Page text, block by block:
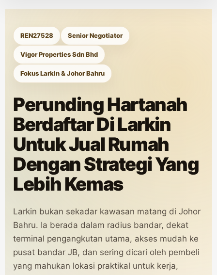
REN27528 Senior Negotiator
Vigor Properties Sdn Bhd
Fokus Larkin & Johor Bahru
Perunding Hartanah
Berdaftar Di Larkin
Untuk Jual Rumah
Dengan Strategi Yang
Lebih Kemas
Larkin bukan sekadar kawasan matang di Johor
Bahru. Ia berada dalam radius bandar, dekat
terminal pengangkutan utama, akses mudah ke
pusat bandar JB, dan sering dicari oleh pembeli
yang mahukan lokasi praktikal untuk kerja,